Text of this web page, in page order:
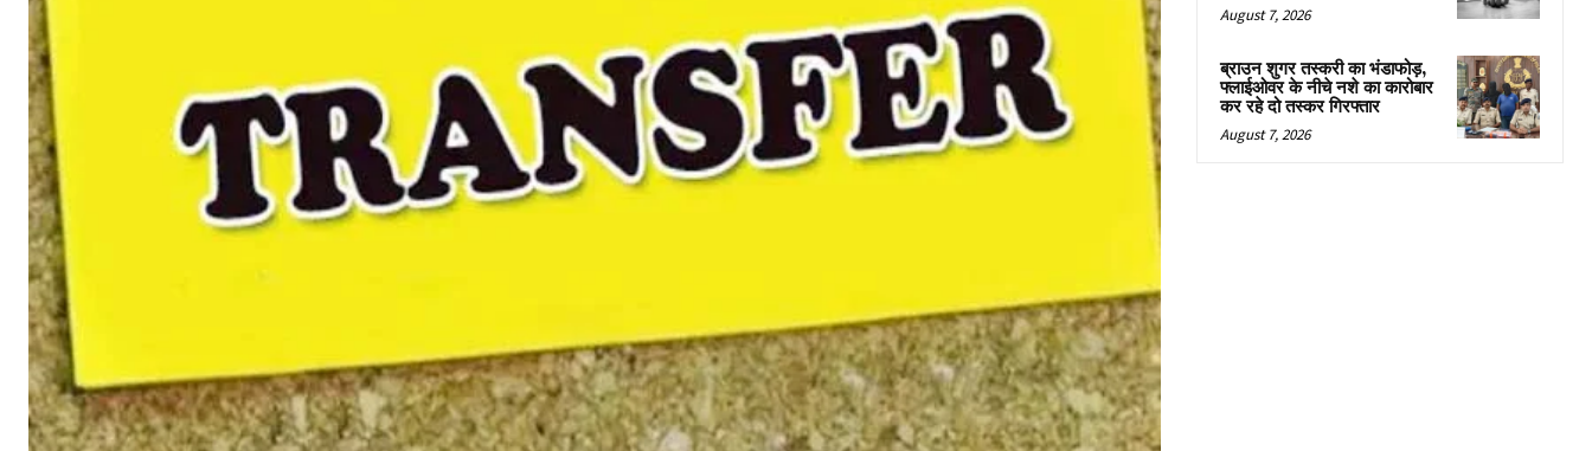
August 7, 2026
ब्राउन शुगर तस्करी का भंडाफोड़,
फ्लाईओवर के नीचे नशे का कारोबार
कर रहे दो तस्कर गिरफ्तार
August 7, 2026